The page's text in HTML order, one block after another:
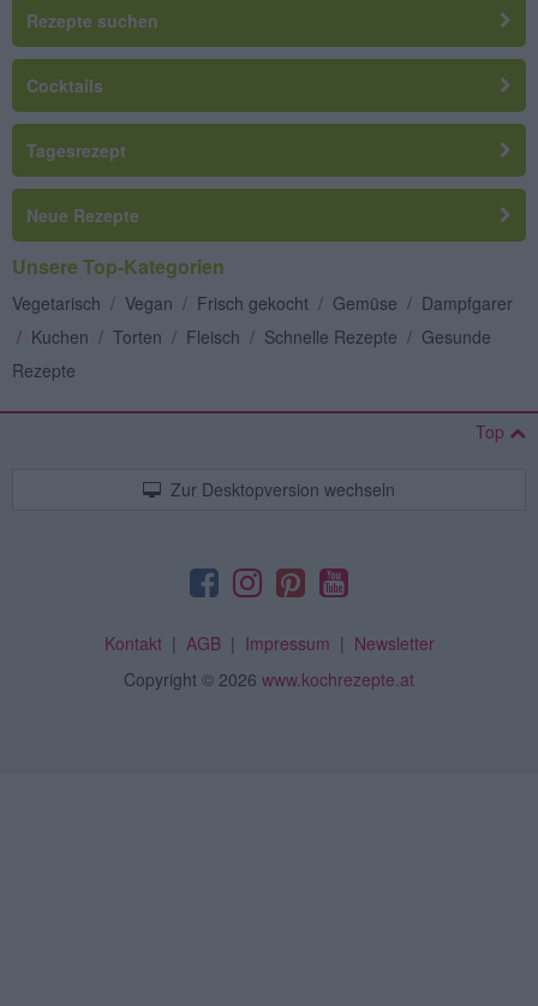
Rezepte suchen
Cocktails
Tagesrezept
Neue Rezepte
Unsere Top-Kategorien
Vegetarisch / Vegan / Frisch gekocht / Gemüse / Dampfgarer
/ Kuchen / Torten / Fleisch / Schnelle Rezepte / Gesunde
Rezepte
Top
Zur Desktopversion wechseln
Kontakt| AGB| Impressum | Newsletter
Copyright © 2026 www.kochrezepte.at